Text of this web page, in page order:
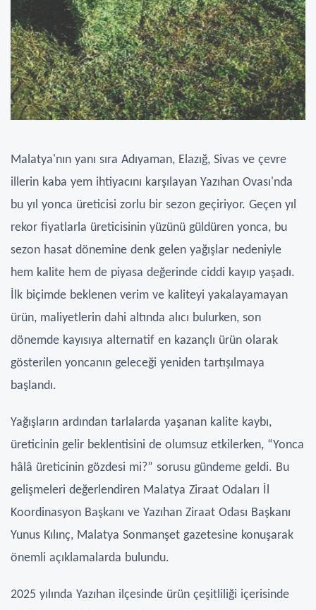
Malatya'nın yanı sıra Adıyaman, Elazığ, Sivas ve çevre
illerin kaba yem ihtiyacını karşılayan Yazıhan Ovası'nda
bu yıl yonca üreticisi zorlu bir sezon geçiriyor. Geçen yıl
rekor fiyatlarla üreticisinin yüzünü güldüren yonca, bu
sezon hasat dönemine denk gelen yağışlar nedeniyle
hem kalite hem de piyasa değerinde ciddi kayıp yaşadı.
İlk biçimde beklenen verim ve kaliteyi yakalayamayan
ürün, maliyetlerin dahi altında alıcı bulurken, son
dönemde kayısıya alternatif en kazançlı ürün olarak
gösterilen yoncanın geleceği yeniden tartışılmaya
başlandı.
Yağışların ardından tarlalarda yaşanan kalite kaybı,
üreticinin gelir beklentisini de olumsuz etkilerken, “Yonca
hâlâ üreticinin gözdesi mi?” sorusu gündeme geldi. Bu
gelişmeleri değerlendiren Malatya Ziraat Odaları İl
Koordinasyon Başkanı ve Yazıhan Ziraat Odası Başkanı
Yunus Kılınç, Malatya Sonmanşet gazetesine konuşarak
önemli açıklamalarda bulundu.
2025 yılında Yazıhan ilçesinde ürün çeşitliliği içerisinde